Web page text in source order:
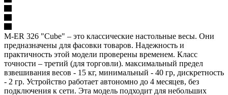
M-ER 326 "Cube" – это классические настольные весы. Они
предназначены для фасовки товаров. Надежность и
практичность этой модели проверены временем. Класс
точности – третий (для торговли). максимальный предел
взвешивания весов - 15 кг, минимальный - 40 гр, дискретность
- 2 гр. Устройство работает автономно до 4 месяцев, без
подключения к сети. Эта модель подходит для небольших